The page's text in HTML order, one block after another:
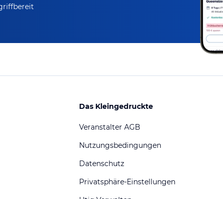
Das Kleingedruckte
Veranstalter AGB
Nutzungsbedingungen
Datenschutz
Privatsphäre-Einstellungen